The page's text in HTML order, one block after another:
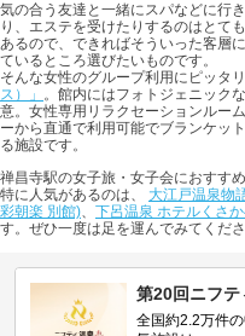
気の合う友達と一緒にスパなどに行
り、エステを受けたりするのはとて
あるので、できればそういった客層
ているところ選びたいものです。
そんな女性のグループ利用にピッタ
ス）」 。館内にはフォトジェニック
意。女性専用リラクセーションルー
ーから直通で利用可能でブランケッ
る施設です。
禅昌寺駅の女子旅・女子会におすす
特に人気があるのは、 大江戸温泉物
彩朝楽 別館)、 下呂温泉 ホテルくさ
す。ぜひ一度は足を運んでみてくださ
第20回ニフ
全国約2.2万件